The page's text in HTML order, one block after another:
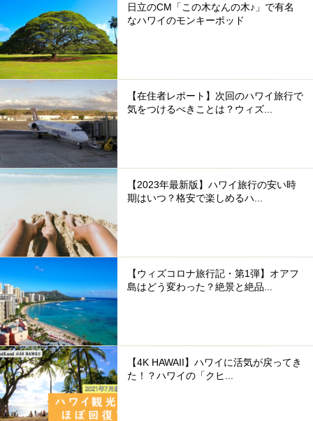
日立のCM「この木なんの木♪」で有名
なハワイのモンキーポッド
【在住者レポート】次回のハワイ旅行で
気をつけるべきことは？ウィズ...
【2023年最新版】ハワイ旅行の安い時
期はいつ？格安で楽しめるハ...
【ウィズコロナ旅行記・第1弾】オアフ
島はどう変わった？絶景と絶品...
【4K HAWAII】ハワイに活気が戻ってき
た！？ハワイの「クヒ...